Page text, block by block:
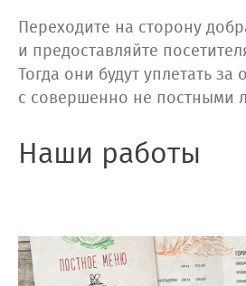
Переходите на сторону
и предоставляйте
Тогда они будут уплетать за
с совершенно не постными
Наши работы